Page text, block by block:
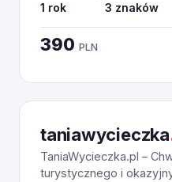
1 rok 3 znaków
390 PLN
taniawycieczka
TaniaWycieczka.pl –
turystycznego i